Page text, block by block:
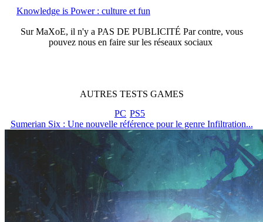
Knowledge is Power : culture et fun
SurMaXoE, il n'y a PAS DE PUBLICITÉ Par contre, vous
pouvez nous en faire sur les réseaux sociaux
AUTRES TESTS GAMES
PC PS5
Sumerian Six : Une nouvelle référence pour le genre Infiltration...